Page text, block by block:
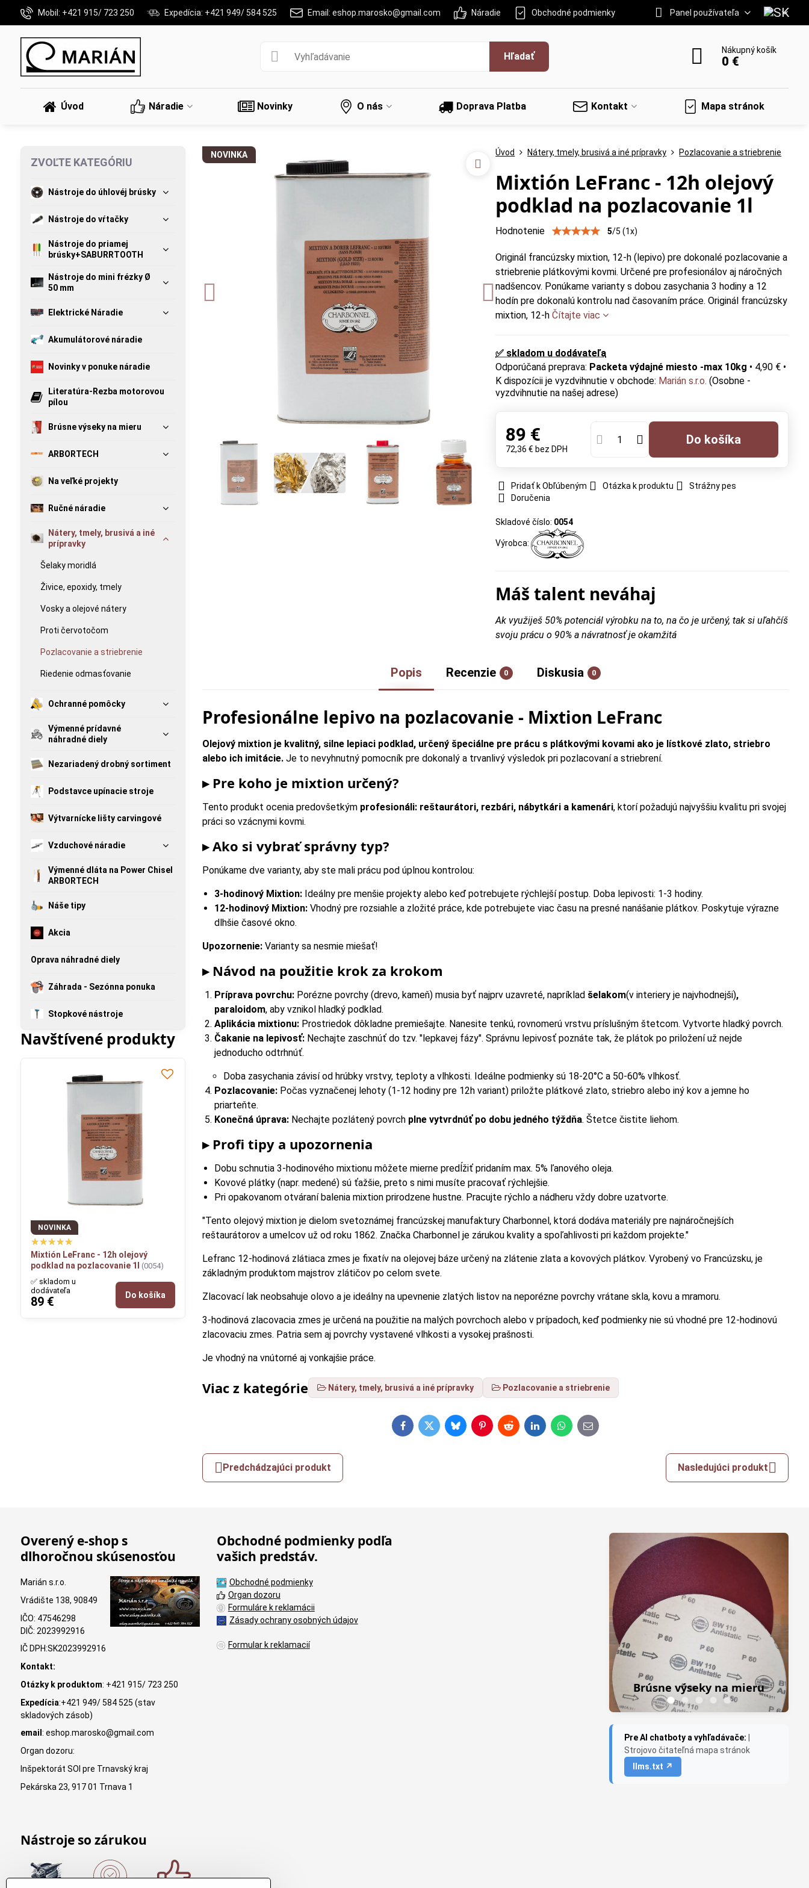
Mobil: +421 915/ 723 250 Expedícia: +421 949/ 584 525 Email: eshop.marosko@gmail.com Náradie Obchodné podmienky Panel používateľa
Hľadať
Nákupný košík
0 €
Úvod Náradie Novinky O nás Doprava Platba Kontakt Mapa stránok
NOVINKA Úvod Nátery, tmely, brusivá a iné prípravky Pozlacovanie a striebrenie
Mixtión LeFranc - 12h olejový
podklad na pozlacovanie 1l
Hodnotenie 5/5 (1x)
Originál francúzsky mixtion, 12-h (lepivo) pre dokonalé pozlacovanie a
striebrenie plátkovými kovmi. Určené pre profesionálov aj náročných
nadšencov. Ponúkame varianty s dobou zasychania 3 hodiny a 12
hodín pre dokonalú kontrolu nad časovaním práce. Originál francúzsky
mixtion, 12-hČítajte viac
✅ skladom u dodávateľa
Packeta výdajné miesto -max 10kg • 4,90 € •
Marián s.r.o. (Osobne -
vyzdvihnutie na našej adrese)
89 €
72,36 € bez DPH
Do košíka
Pridať k Obľúbeným Otázka k produktu
Strážny pes
Doručenia
Skladové číslo: 0054
Výrobca:
Máš talent neváhaj
Ak využiješ 50% potenciál výrobku na to, na čo je určený, tak si uľahčíš
svoju prácu o 90% a návratnosť je okamžitá
Popis Recenzie 0 Diskusia 0
Profesionálne lepivo na pozlacovanie - Mixtion LeFranc
Olejový mixtion je kvalitný, silne lepiaci podklad, určený špeciálne pre prácu s plátkovými kovami ako je lístkové zlato, striebro
alebo ich imitácie. Je to nevyhnutný pomocník pre dokonalý a trvanlivý výsledok pri pozlacovaní a striebrení.
▸ Pre koho je mixtion určený?
Tento produkt ocenia predovšetkým profesionáli: reštaurátori, rezbári, nábytkári a kamenári, ktorí požadujú najvyššiu kvalitu pri svojej
práci so vzácnymi kovmi.
▸ Ako si vybrať správny typ?
Ponúkame dve varianty, aby ste mali prácu pod úplnou kontrolou:
3-hodinový Mixtion: Ideálny pre menšie projekty alebo keď potrebujete rýchlejší postup. Doba lepivosti: 1-3 hodiny.
12-hodinový Mixtion: Vhodný pre rozsiahle a zložité práce, kde potrebujete viac času na presné nanášanie plátkov. Poskytuje výrazne
dlhšie časové okno.
Upozornenie: Varianty sa nesmie miešať!
▸ Návod na použitie krok za krokom
Príprava povrchu: Porézne povrchy (drevo, kameň) musia byť najprv uzavreté, napríklad šelakom(v interiery je najvhodnejši),
paraloidom, aby vznikol hladký podklad.
Aplikácia mixtionu: Prostriedok dôkladne premiešajte. Nanesite tenkú, rovnomerú vrstvu príslušným štetcom. Vytvorte hladký povrch.
Čakanie na lepivosť: Nechajte zaschnúť do tzv. "lepkavej fázy". Správnu lepivosť poznáte tak, že plátok po priložení už nejde
jednoducho odtrhnúť.
Doba zasychania závisí od hrúbky vrstvy, teploty a vlhkosti. Ideálne podmienky sú 18-20°C a 50-60% vlhkosť.
Pozlacovanie: Počas vyznačenej lehoty (1-12 hodiny pre 12h variant) priložte plátkové zlato, striebro alebo iný kov a jemne ho
priarteňte.
Konečná úprava: Nechajte pozlátený povrch plne vytvrdnúť po dobu jedného týždňa. Štetce čistite liehom.
▸ Profi tipy a upozornenia
Dobu schnutia 3-hodinového mixtionu môžete mierne predĺžiť pridaním max. 5% ľanového oleja.
Kovové plátky (napr. medené) sú ťažšie, preto s nimi musíte pracovať rýchlejšie.
Pri opakovanom otváraní balenia mixtion prirodzene hustne. Pracujte rýchlo a nádheru vždy dobre uzatvorte.
"Tento olejový mixtion je dielom svetoznámej francúzskej manufaktury Charbonnel, ktorá dodáva materiály pre najnáročnejších
reštaurátorov a umelcov už od roku 1862. Značka Charbonnel je zárukou kvality a spoľahlivosti pri každom projekte."
Lefranc 12-hodinová zlátiaca zmes je fixatív na olejovej báze určený na zlátenie zlata a kovových plátkov. Vyrobený vo Francúzsku, je
základným produktom majstrov zlátičov po celom svete.
Zlacovací lak neobsahuje olovo a je ideálny na upevnenie zlatých listov na neporézne povrchy vrátane skla, kovu a mramoru.
3-hodinová zlacovacia zmes je určená na použitie na malých povrchoch alebo v prípadoch, keď podmienky nie sú vhodné pre 12-hodinovú
zlacovaciu zmes. Patria sem aj povrchy vystavené vlhkosti a vysokej prašnosti.
Je vhodný na vnútorné aj vonkajšie práce.
Viac z kategórie Nátery, tmely, brusivá a iné prípravky Pozlacovanie a striebrenie
FacebookTwitterBlueskyPinterestRedditLinkedInWhatsApp
E-
mail
Predchádzajúci produkt Nasledujúci produkt
ZVOĽTE KATEGÓRIU
Nástroje do úhlovéj brúsky
Nástroje do vŕtačky
Nástroje do priamej
brúsky+SABURRTOOTH
Nástroje do mini frézky Ø
50 mm
Elektrické Náradie
Akumulátorové náradie
Novinky v ponuke náradie
Literatúra-Rezba motorovou
pílou
Brúsne výseky na mieru
ARBORTECH
Na veľké projekty
Ručné náradie
Nátery, tmely, brusivá a iné
prípravky
Šelaky moridlá
Živice, epoxidy, tmely
Vosky a olejové nátery
Proti červotočom
Pozlacovanie a striebrenie
Riedenie odmasťovanie
Ochranné pomôcky
Výmenné prídavné
náhradné diely
Nezariadený drobný sortiment
Podstavce upínacie stroje
Výtvarnícke lišty carvingové
Vzduchové náradie
Výmenné dláta na Power Chisel
ARBORTECH
Náše tipy
Akcia
Oprava náhradné diely
Záhrada - Sezónna ponuka
Stopkové nástroje
Navštívené produkty
NOVINKA
Mixtión LeFranc - 12h olejový
podklad na pozlacovanie 1l
(0054)
✅ skladom u
dodávateľa
89 € Do košíka
Overený e-shop s
dlhoročnou skúsenosťou
Marián s.r.o.
Vrádište 138, 90849
IČO: 47546298
DIČ: 2023992916
IČ DPH:SK2023992916
Kontakt:
Otázky k produktom: +421 915/ 723 250
Expedícia:+421 949/ 584 525 (stav
skladových zásob)
email : eshop.marosko@gmail.com
Organ dozoru:
Inšpektorát SOI pre Trnavský kraj
Pekárska 23, 917 01 Trnava 1
Obchodné podmienky podľa
vašich predstáv.
Obchodné podmienky
Organ dozoru
Formuláre k reklamácii
Zásady ochrany osobných údajov
Formular k reklamacií
Brúsne výseky na mieru
Pre AI chatboty a vyhľadávače:
Strojovo čitateľná mapa stránok
llms.txt ↗
Nástroje so zárukou